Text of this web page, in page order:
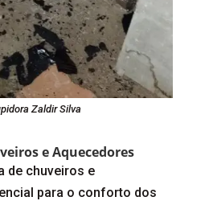
Zaldir Silva
e Aquecedores
de chuveiros e
para o conforto dos